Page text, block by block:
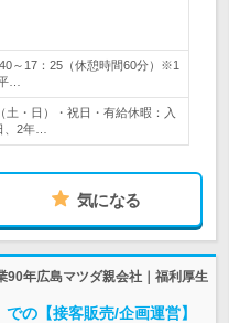
～17：25（休憩時間60分）※1
…
・日）・祝日・有給休暇：入
、2年…
気になる
90年広島マツダ親会社｜福利厚生
の【接客販売/企画運営】